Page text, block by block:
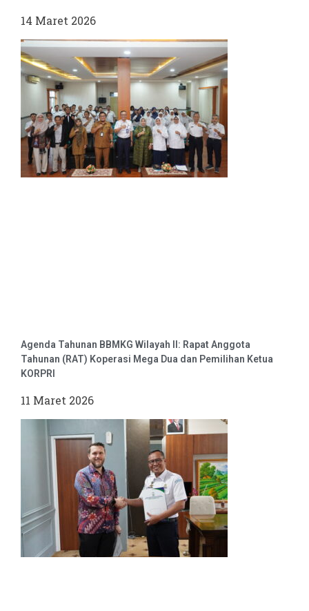
14 Maret 2026
Agenda Tahunan BBMKG Wilayah II: Rapat Anggota
Tahunan (RAT) Koperasi Mega Dua dan Pemilihan Ketua
KORPRI
11 Maret 2026